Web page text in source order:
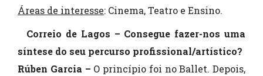
Áreas de interesse: Cinema, Teatro e Ensino.
Correio de Lagos – Consegue fazer-nos uma
síntese do seu percurso profissional/artístico?
Rúben Garcia – O princípio foi no Ballet. Depois,